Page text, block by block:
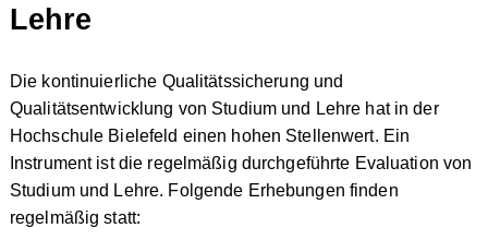
Lehre
Die kontinuierliche Qualitätssicherung und
Qualitätsentwicklung von Studium und Lehre hat in der
Hochschule Bielefeld einen hohen Stellenwert. Ein
Instrument ist die regelmäßig durchgeführte Evaluation von
Studium und Lehre. Folgende Erhebungen finden
regelmäßig statt: